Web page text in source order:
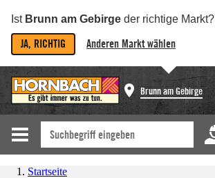
Ist Brunn am Gebirge der richtige Markt?
JA, RICHTIG Anderen Markt wählen
Brunn am Gebirge
Startseite